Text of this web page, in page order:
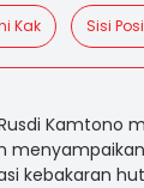
Kak Sisi
Kamtono
kebakaran